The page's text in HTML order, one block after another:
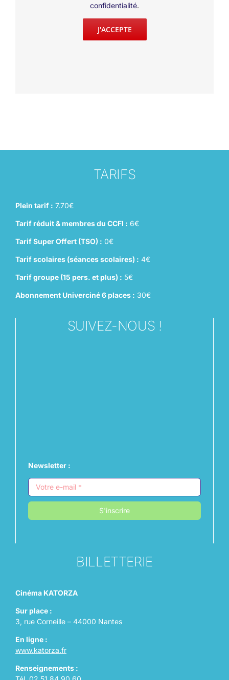
confidentialité.
J'ACCEPTE
TARIFS
Plein tarif : 7.70€
Tarif réduit & membres du CCFI : 6€
Tarif Super Offert (TSO) : 0€
Tarif scolaires (séances scolaires) : 4€
Tarif groupe (15 pers. et plus) : 5€
Abonnement Univerciné 6 places : 30€
SUIVEZ-NOUS !
Newsletter :
S'inscrire
BILLETTERIE
Cinéma KATORZA
Sur place :
3, rue Corneille – 44000 Nantes
En ligne :
www.katorza.fr
Renseignements :